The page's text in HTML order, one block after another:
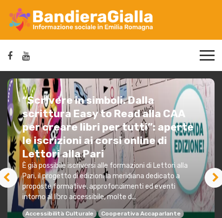
“Scrivere in simboli. Dalla
scrittura Easy to Read alla CAA
per creare libri per tutti”: aperte
le iscrizioni ai corsi online di
Lettori alla Pari
È già possibile iscriversi alle formazioni di Lettori alla
Pari, il progetto di edizioni la meridiana dedicato a
proposte formative, approfondimenti ed eventi
intorno al libro accessibile, molte d...
Accessibilità Culturale
Cooperativa Accaparlante